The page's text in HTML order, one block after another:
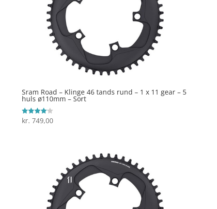
Sram Road – Klinge 46 tands rund – 1 x 11 gear – 5
huls ø110mm – Sort
Vurderet
4.1
kr. 749,00